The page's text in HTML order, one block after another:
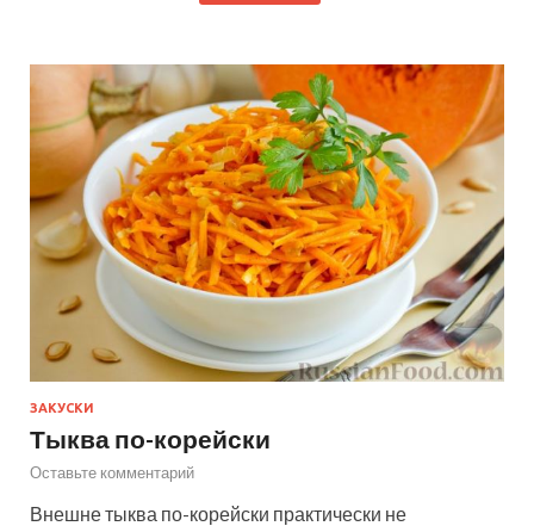
ЗАКУСКИ
Тыква по-корейски
Оставьте комментарий
Внешне тыква по-корейски практически не